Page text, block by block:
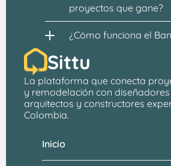
proyectos que gane?
¿Cómo funciona el
Sittu
La plataforma que conecta
y remodelación con
arquitectos y constructores
Colombia.
Inicio